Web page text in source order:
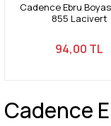
Cadence Ebru
855 Lacivert
94,00 TL
Cadence